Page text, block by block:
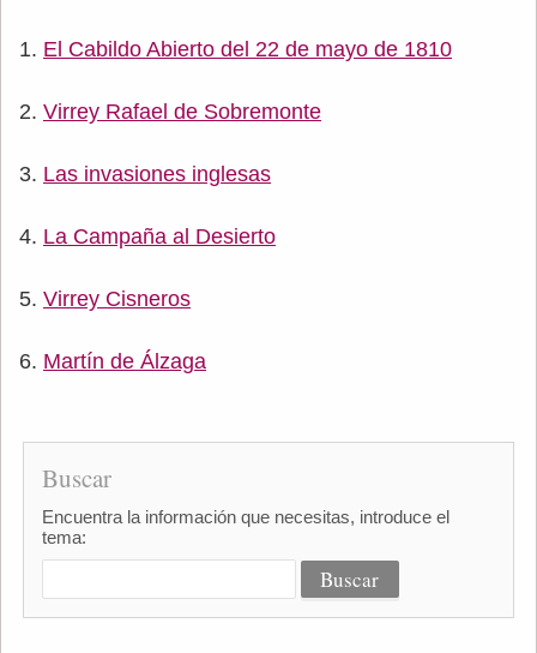
El Cabildo Abierto del 22 de mayo de 1810
Virrey Rafael de Sobremonte
Las invasiones inglesas
La Campaña al Desierto
Virrey Cisneros
Martín de Álzaga
Buscar
Encuentra la información que necesitas, introduce el
tema: